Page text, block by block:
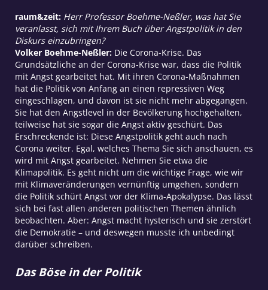
raum&zeit: Herr Professor Boehme-Neßler, was hat Sie
veranlasst, sich mit Ihrem Buch über Angstpolitik in den
Diskurs einzubringen?
Volker Boehme-Neßler:Die Corona-Krise. Das
Grundsätzliche an der Corona-Krise war, dass die Politik
mit Angst gearbeitet hat. Mit ihren Corona-Maßnahmen
hat die Politik von Anfang an einen repressiven Weg
eingeschlagen, und davon ist sie nicht mehr abgegangen.
Sie hat den Angstlevel in der Bevölkerung hochgehalten,
teilweise hat sie sogar die Angst aktiv geschürt. Das
Erschreckende ist: Diese Angstpolitik geht auch nach
Corona weiter. Egal, welches Thema Sie sich anschauen, es
wird mit Angst gearbeitet. Nehmen Sie etwa die
Klimapolitik. Es geht nicht um die wichtige Frage, wie wir
mit Klimaveränderungen vernünftig umgehen, sondern
die Politik schürt Angst vor der Klima-Apokalypse. Das lässt
sich bei fast allen anderen politischen Themen ähnlich
beobachten. Aber: Angst macht hysterisch und sie zerstört
die Demokratie – und deswegen musste ich unbedingt
darüber schreiben.
Das Böse in der Politik